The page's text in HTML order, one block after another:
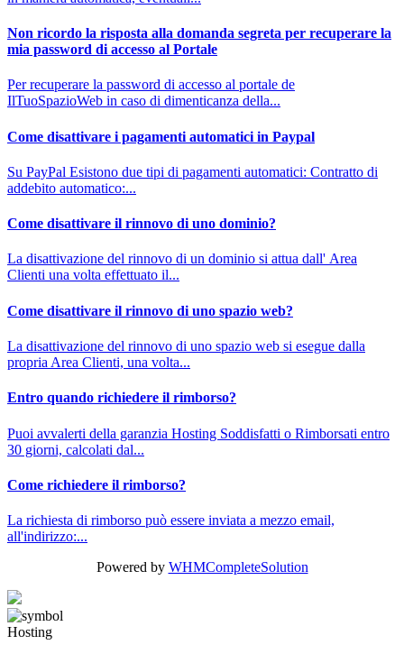
Non ricordo la risposta alla domanda segreta per recuperare la
mia password di accesso al Portale
Per recuperare la password di accesso al portale de
IlTuoSpazioWeb in caso di dimenticanza della...
Come disattivare i pagamenti automatici in Paypal
Su PayPal Esistono due tipi di pagamenti automatici: Contratto di
addebito automatico:...
Come disattivare il rinnovo di uno dominio?
La disattivazione del rinnovo di un dominio si attua dall' Area
Clienti una volta effettuato il...
Come disattivare il rinnovo di uno spazio web?
La disattivazione del rinnovo di uno spazio web si esegue dalla
propria Area Clienti, una volta...
Entro quando richiedere il rimborso?
Puoi avvalerti della garanzia Hosting Soddisfatti o Rimborsati entro
30 giorni, calcolati dal...
Come richiedere il rimborso?
La richiesta di rimborso può essere inviata a mezzo email,
all'indirizzo:...
Powered by WHMCompleteSolution
Hosting